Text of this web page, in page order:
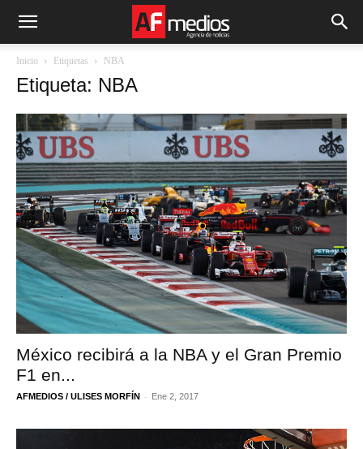
Inicio Etiquetas NBA
Etiqueta: NBA
México recibirá a la NBA y el Gran Premio
F1 en...
AFMEDIOS / ULISES MORFÍN - Ene 2, 2017